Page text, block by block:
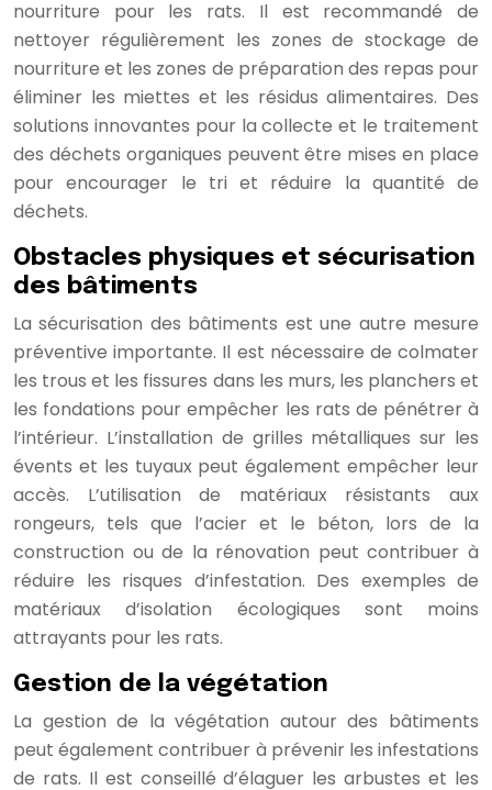
nourriture pour les rats. Il est recommandé de
nettoyer régulièrement les zones de stockage de
nourriture et les zones de préparation des repas pour
éliminer les miettes et les résidus alimentaires. Des
solutions innovantes pour la collecte et le traitement
des déchets organiques peuvent être mises en place
pour encourager le tri et réduire la quantité de
déchets.
Obstacles physiques et sécurisation
des bâtiments
La sécurisation des bâtiments est une autre mesure
préventive importante. Il est nécessaire de colmater
les trous et les fissures dans les murs, les planchers et
les fondations pour empêcher les rats de pénétrer à
l’intérieur. L’installation de grilles métalliques sur les
évents et les tuyaux peut également empêcher leur
accès. L’utilisation de matériaux résistants aux
rongeurs, tels que l’acier et le béton, lors de la
construction ou de la rénovation peut contribuer à
réduire les risques d’infestation. Des exemples de
matériaux d’isolation écologiques sont moins
attrayants pour les rats.
Gestion de la végétation
La gestion de la végétation autour des bâtiments
peut également contribuer à prévenir les infestations
de rats. Il est conseillé d’élaguer les arbustes et les